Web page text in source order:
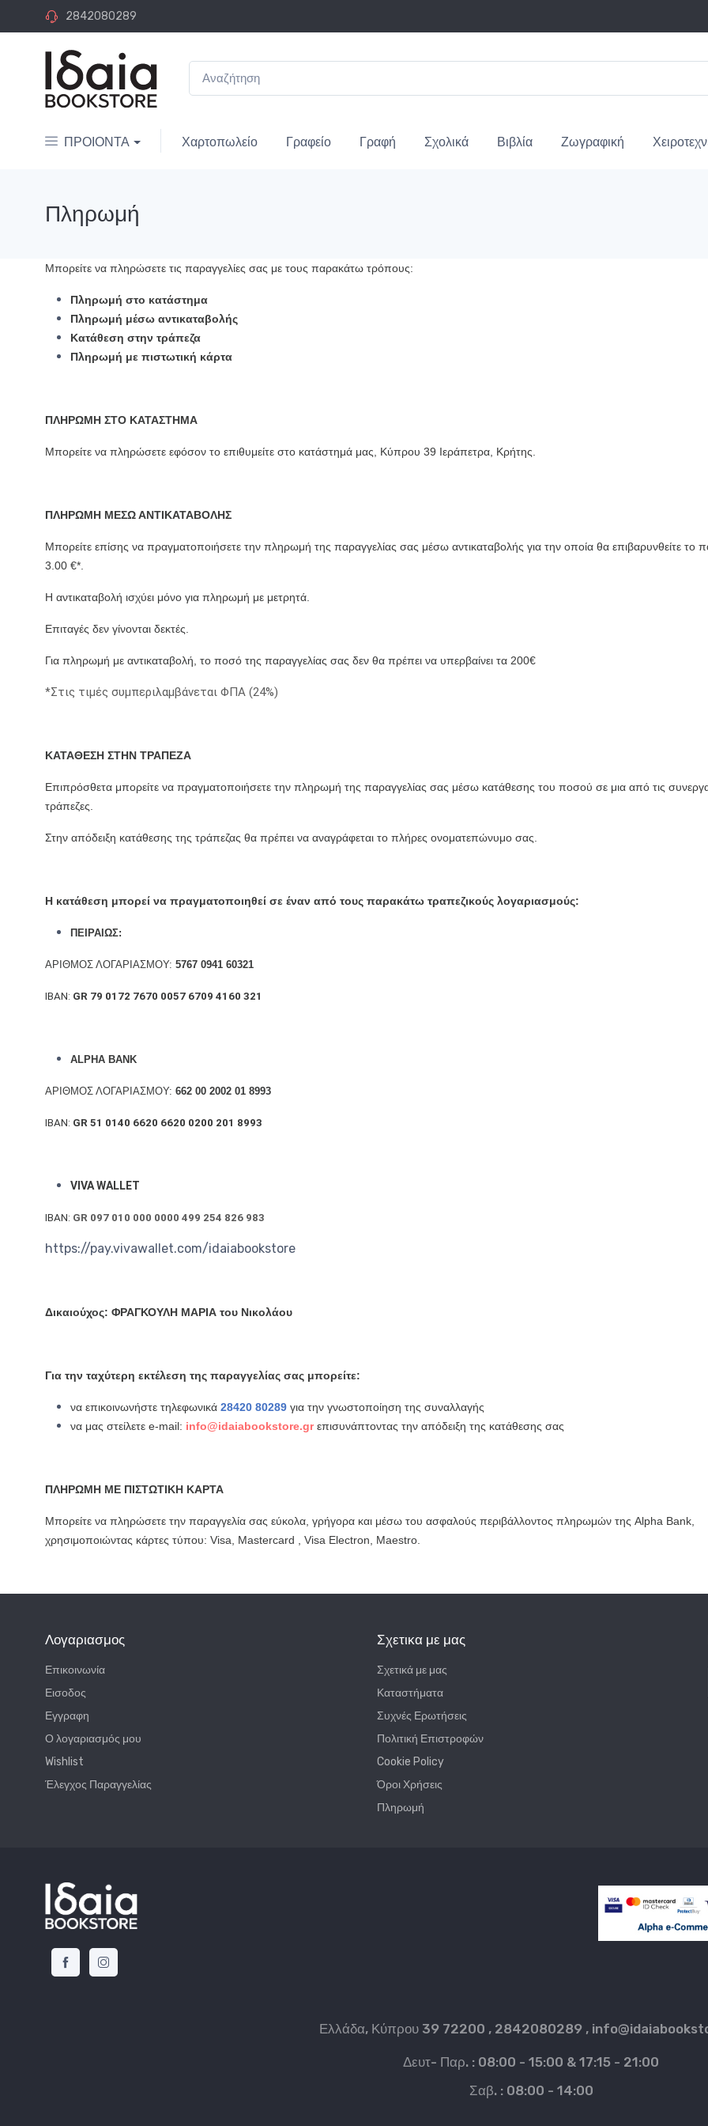
2842080289
ΠΡΟΙΟΝΤΑ Χαρτοπωλείο Γραφείο Γραφή Σχολικά Βιβλία Ζωγραφική
Πληρωμή
Μπορείτε να πληρώσετε τις παραγγελίες σας με τους παρακάτω τρόπους:
Πληρωμή στο κατάστημα
Πληρωμή μέσω αντικαταβολής
Κατάθεση στην τράπεζα
Πληρωμή με πιστωτική κάρτα
ΠΛΗΡΩΜΗ ΣΤΟ ΚΑΤΑΣΤΗΜΑ
Μπορείτε να πληρώσετε εφόσον το επιθυμείτε στο κατάστημά μας, Κύπρου 39 Ιεράπετρα, Κρήτης.
ΠΛΗΡΩΜΗ ΜΕΣΩ ΑΝΤΙΚΑΤΑΒΟΛΗΣ
Μπορείτε επίσης να πραγματοποιήσετε την πληρωμή της παραγγελίας σας μέσω αντικαταβολής για την οποία θα επιβαρυνθείτε το
3.00 €*.
Η αντικαταβολή ισχύει μόνο για πληρωμή με μετρητά.
Επιταγές δεν γίνονται δεκτές.
Για πληρωμή με αντικαταβολή, το ποσό της παραγγελίας σας δεν θα πρέπει να υπερβαίνει τα 200€
*Στις τιμές συμπεριλαμβάνεται ΦΠΑ (24%)
ΚΑΤΑΘΕΣΗ ΣΤΗΝ ΤΡΑΠΕΖΑ
Επιπρόσθετα μπορείτε να πραγματοποιήσετε την πληρωμή της παραγγελίας σας μέσω κατάθεσης του ποσού σε μια από τις
τράπεζες.
Στην απόδειξη κατάθεσης της τράπεζας θα πρέπει να αναγράφεται το πλήρες ονοματεπώνυμο σας.
Η κατάθεση μπορεί να πραγματοποιηθεί σε έναν από τους παρακάτω τραπεζικούς λογαριασμούς:
ΠΕΙΡΑΙΩΣ:
ΑΡΙΘΜΟΣ ΛΟΓΑΡΙΑΣΜΟΥ: 5767 0941 60321
IBAN: GR 79 0172 7670 0057 6709 4160 321
ALPHA BANK
ΑΡΙΘΜΟΣ ΛΟΓΑΡΙΑΣΜΟΥ: 662 00 2002 01 8993
ΙΒΑΝ: GR 51 0140 6620 6620 0200 201 8993
VIVA WALLET
ΙΒΑΝ: GR 097 010 000 0000 499 254 826 983
https://pay.vivawallet.com/idaiabookstore
Δικαιούχος: ΦΡΑΓΚΟΥΛΗ ΜΑΡΙΑ του Νικολάου
Για την ταχύτερη εκτέλεση της παραγγελίας σας μπορείτε:
να επικοινωνήστε τηλεφωνικά 28420 80289 για την γνωστοποίηση της συναλλαγής
να μας στείλετε e-mail: info@idaiabookstore.gr επισυνάπτοντας την απόδειξη της κατάθεσης σας
ΠΛΗΡΩΜΗ ΜΕ ΠΙΣΤΩΤΙΚΗ ΚΑΡΤΑ
Μπορείτε να πληρώσετε την παραγγελία σας εύκολα, γρήγορα και μέσω του ασφαλούς περιβάλλοντος πληρωμών της Alpha Bank,
χρησιμοποιώντας κάρτες τύπου: Visa, Mastercard , Visa Electron, Maestro.
Λογαριασμος
Επικοινωνία
Εισοδος
Εγγραφη
Ο λογαριασμός μου
Wishlist
Έλεγχος Παραγγελίας
Σχετικα με μας
Σχετικά με μας
Καταστήματα
Συχνές Ερωτήσεις
Πολιτική Επιστροφών
Cookie Policy
Όροι Χρήσεις
Πληρωμή
Ελλάδα, Κύπρου 39 72200 , 2842080289 ,
Δευτ- Παρ. : 08:00 - 15:00 & 17:15 - 21:00
Σαβ. : 08:00 - 14:00